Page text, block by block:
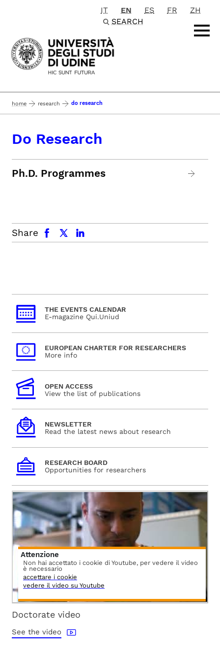
Passa al contenuto principale
IT EN ES FR
ZH
SEARCH
home research do research
Do Research
Ph.D. Programmes
Share
facebook x.com linkedin
THE EVENTS CALENDAR
E-magazine Qui.Uniud
EUROPEAN CHARTER FOR RESEARCHERS
More info
OPEN ACCESS
View the list of publications
NEWSLETTER
Read the latest news about research
RESEARCH BOARD
Opportunities for researchers
Attenzione
Non hai accettato i cookie di Youtube, per vedere il video
è necessario
accettare i cookie
vedere il video su Youtube
Doctorate video
See the video